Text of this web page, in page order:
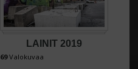
LAINIT 2019
69Valokuvaa